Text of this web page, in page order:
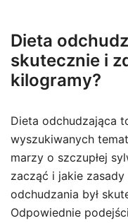
Dieta
skutecznie i
kilogramy?
Dieta odchudzająca
wyszukiwanych
marzy o szczupłej
zacząć i jakie
odchudzania był
Odpowiednie